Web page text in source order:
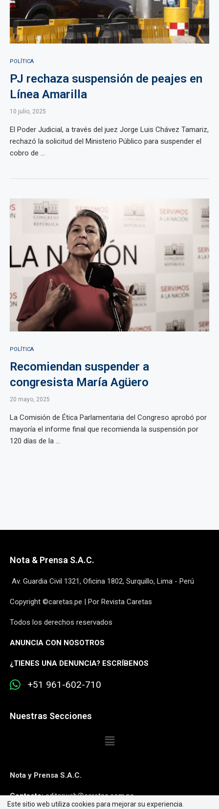
POLÍTICA
PJ rechaza suspensión de peajes en
Línea Amarilla
10 julio, 2025
El Poder Judicial, a través del juez Jorge Luis Chávez Tamariz,
rechazó la solicitud del Ministerio Público para suspender el
cobro de ...
POLÍTICA
Recomiendan suspender a
congresista María Agüero
20 mayo, 2025
La Comisión de Ética Parlamentaria del Congreso aprobó por
mayoría el informe final que recomienda la suspensión por
120 días de la ...
Nota & Prensa S.A.C.
Av. Guardia Civil 1321, Oficina 1802, Surquillo, Lima - Perú
Copyright ©caretas.pe | Por Revista Caretas
Todos los derechos reservados
ANUNCIA CON NOSOTROS
¿TIENES UNA DENUNCIA? ESCRÍBENOS
+51 961-602-710
Nuestras Secciones
Nota y Prensa S.A.C.
Contacto:editorweb@caretas.com.pe
Este sitio web utiliza cookies para mejorar su experiencia.